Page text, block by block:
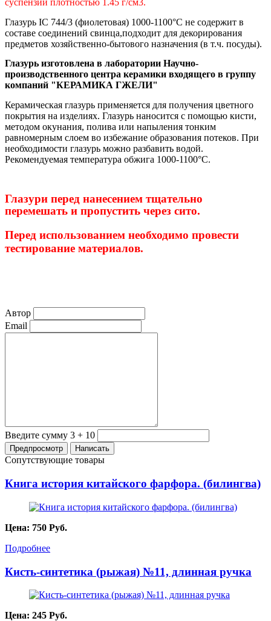
Глазурь IC 744/3 (фиолетовая) 1000-1100°С не содержит в
составе соединений свинца,подходит для декорирования
предметов хозяйственно-бытового назначения (в т.ч. посуды).
Глазурь изготовлена в лаборатории Научно-
производственного центра керамики входящего в группу
компаний "КЕРАМИКА ГЖЕЛИ"
Керамическая глазурь применяется для получения цветного
покрытия на изделиях. Глазурь наносится с помощью кисти,
методом окунания, полива или напыления тонким
равномерным слоем во избежание образования потеков. При
необходимости глазурь можно разбавить водой.
Рекомендуемая температура обжига 1000-1100°С.
Глазури перед нанесением тщательно
перемешать и пропустить через сито.
Перед использованием необходимо провести
тестирование материалов.
Автор
Email
Введите сумму 3 + 10
Сопутствующие товары
Книга история китайского фарфора. (билингва)
Цена: 750 Руб.
Подробнее
Кисть-синтетика (рыжая) №11, длинная ручка
Цена: 245 Руб.